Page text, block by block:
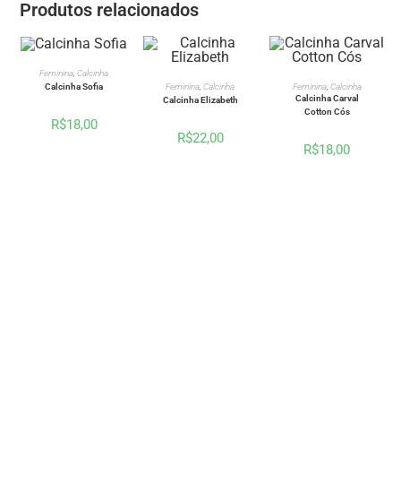
Produtos relacionados
VER OPÇÕES
Feminina ,Calcinha
Calcinha Sofia
R$18,00
VER OPÇÕES
Feminina ,Calcinha
Calcinha Elizabeth
R$22,00
VER OPÇÕES
Feminina, Calcinha
Calcinha Carval
Cotton Cós
R$18,00